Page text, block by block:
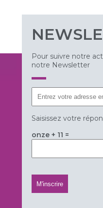
Pour suivre notre
notre Newsletter
Saisissez votre
onze + 11 =